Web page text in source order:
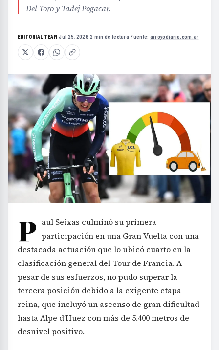
Del Toro y Tadej Pogacar.
EDITORIAL TEAM·Jul 25, 2026·2 min de lectura·Fuente: arroyodiario.com.ar
P aul Seixas culminó su primera
participación en una Gran Vuelta con una
destacada actuación que lo ubicó cuarto en la
clasificación general del Tour de Francia. A
pesar de sus esfuerzos, no pudo superar la
tercera posición debido a la exigente etapa
reina, que incluyó un ascenso de gran dificultad
hasta Alpe d’Huez con más de 5.400 metros de
desnivel positivo.